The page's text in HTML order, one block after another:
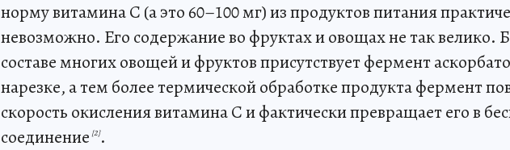
норму витамина C (а это 60–100 мг) из продуктов питания
невозможно. Его содержание во фруктах и овощах не так велико.
составе многих овощей и фруктов присутствует фермент
нарезке, а тем более термической обработке продукта фермент
скорость окисления витамина C и фактически превращает его в
соединение [2].